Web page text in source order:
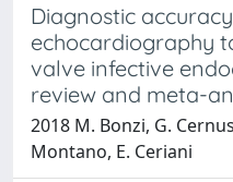
Diagnostic
echocardiography
valve infective
review and meta-
2018 M. Bonzi, G.
Montano, E. Ceriani